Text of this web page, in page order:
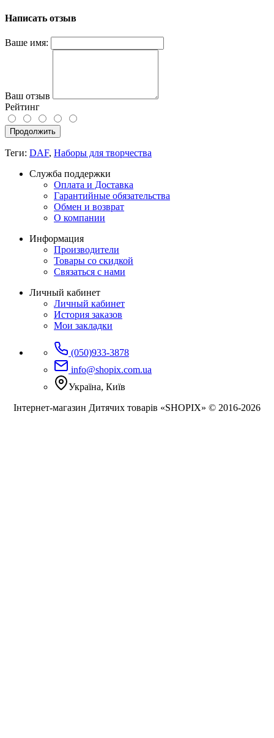
Написать отзыв
Ваше имя:
Ваш отзыв
Рейтинг
Продолжить
Теги: DAF, Наборы для творчества
Служба поддержки
Оплата и Доставка
Гарантийные обязательства
Обмен и возврат
О компании
Информация
Производители
Товары со скидкой
Связаться с нами
Личный кабинет
Личный кабинет
История заказов
Мои закладки
(050)933-3878
info@shopix.com.ua
Україна, Київ
Інтернет-магазин Дитячих товарів «SHOPIX» © 2016-2026